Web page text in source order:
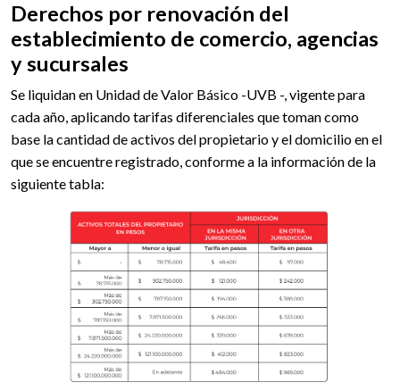
Derechos por renovación del
establecimiento de comercio, agencias
y sucursales
Se liquidan en Unidad de Valor Básico -UVB -, vigente para
cada año, aplicando tarifas diferenciales que toman como
base la cantidad de activos del propietario y el domicilio en el
que se encuentre registrado, conforme a la información de la
siguiente tabla: